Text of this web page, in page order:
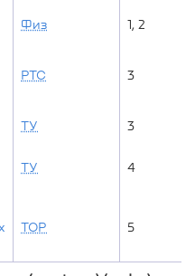
Физ 1, 2
РТС 3
ТУ 3
ТУ 4
ТОР 5